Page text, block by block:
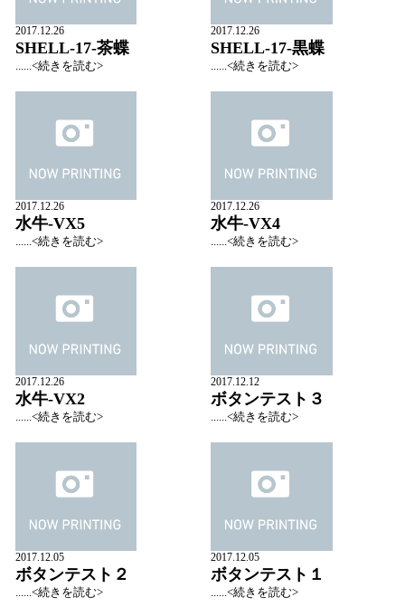
2017.12.26
SHELL-17-茶蝶
......<続きを読む>
2017.12.26
SHELL-17-黒蝶
......<続きを読む>
2017.12.26
水牛-VX5
......<続きを読む>
2017.12.26
水牛-VX4
......<続きを読む>
2017.12.26
水牛-VX2
......<続きを読む>
2017.12.12
ボタンテスト３
......<続きを読む>
2017.12.05
ボタンテスト２
......<続きを読む>
2017.12.05
ボタンテスト１
......<続きを読む>